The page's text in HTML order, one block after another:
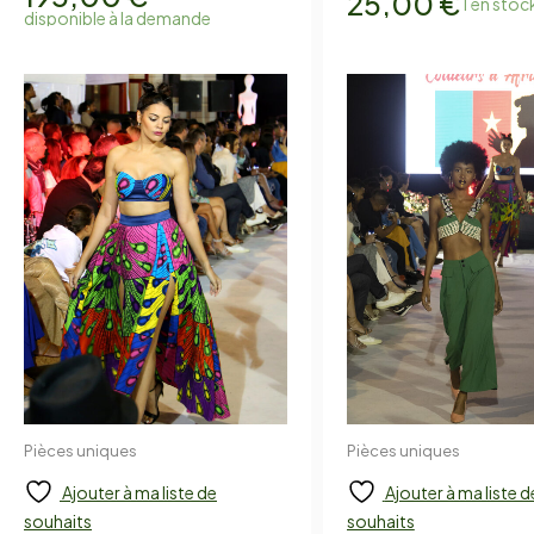
disponible à la demande
Ajouter
Pièces uniques
Ajouter à ma liste de
souhaits
Ajouter
Pièces uniques
Ajouter à ma liste
souhaits